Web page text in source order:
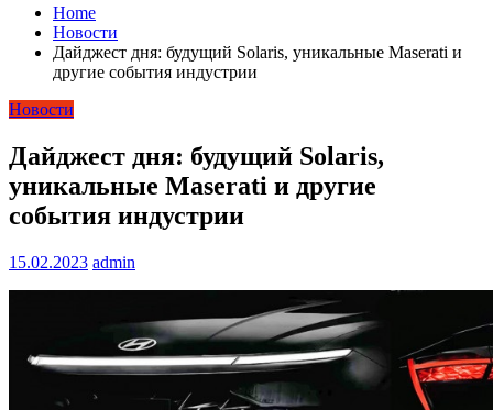
Home
Новости
Дайджест дня: будущий Solaris, уникальные Maserati и
другие события индустрии
Новости
Дайджест дня: будущий Solaris,
уникальные Maserati и другие
события индустрии
15.02.2023 admin